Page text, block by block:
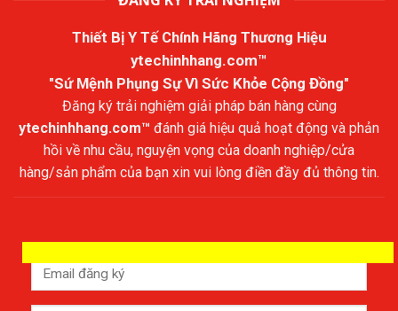
Thiết Bị Y Tế Chính Hãng Thương Hiệu
ytechinhhang.com™
"Sứ Mệnh Phụng Sự Vì Sức Khỏe Cộng Đồng"
Đăng ký trải nghiệm giải pháp bán hàng cùng
ytechinhhang.com™ đánh giá hiệu quả hoạt động và phản
hồi về nhu cầu, nguyện vọng của doanh nghiệp/cửa
hàng/sản phẩm của bạn xin vui lòng điền đầy đủ thông tin.